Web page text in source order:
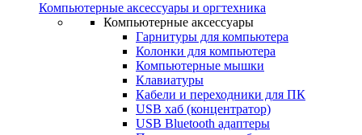
Компьютерные аксессуары и оргтехника
Компьютерные аксессуары
Гарнитуры для компьютера
Колонки для компьютера
Компьютерные мышки
Клавиатуры
Кабели и переходники для ПК
USB хаб (концентратор)
USB Bluetooth адаптеры